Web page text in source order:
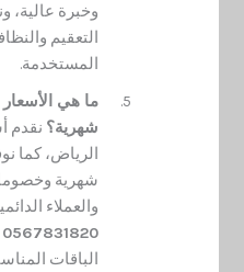
وخبرة عالية،
التعقيم
المستخدمة.
ما هي
شهرية؟ نقدم
الرياض، كما
شهرية
والعملاء
0567831820
الباقات